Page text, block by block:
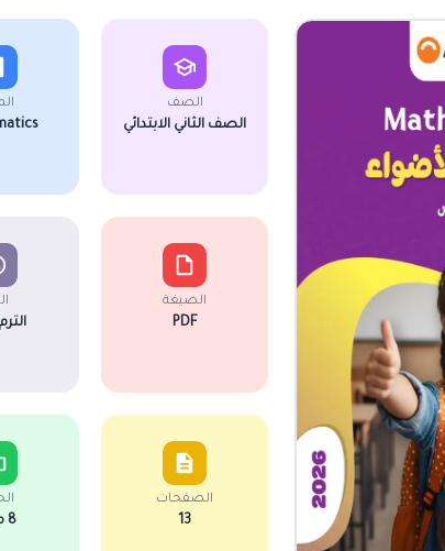
الصف
الصف الثاني الابتدائي
الصيغة
PDF
الصفحات
13 8 ميجا